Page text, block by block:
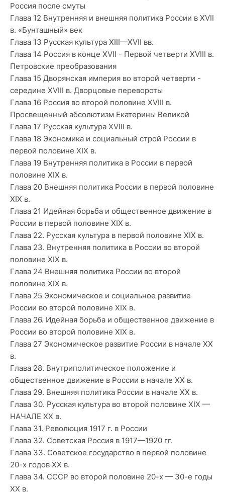
Россия после смуты
Глава 12 Внутренняя и внешняя политика России в XVII
в. «Бунташный» век
Глава 13 Русская культура XIII—XVII вв.
Глава 14 Россия в конце XVII - Первой четверти XVIII в.
Петровские преобразования
Глава 15 Дворянская империя во второй четверти -
середине XVIII в. Дворцовые перевороты
Глава 16 Россия во второй половине XVIII в.
Просвещенный абсолютизм Екатерины Великой
Глава 17 Русская культура XVIII в.
Глава 18 Экономика и социальный строй России в
первой половине XIX в.
Глава 19 Внутренняя политика в России в первой
половине XIX в.
Глава 20 Внешняя политика России в первой половине
XIX в.
Глава 21 Идейная борьба и общественное движение в
России в первой половине XIX в.
Глава 22. Русская культура в первой половине XIX в.
Глава 23. Внутренняя политика в России во второй
половине XIX в.
Глава 24 Внешняя политика России во второй
половине XIX в.
Глава 25 Экономическое и социальное развитие
России во второй половине XIX в.
Глава 26. Идейная борьба и общественное движение в
России во второй половине XIX в.
Глава 27 Экономическое развитие России в начале XX
в.
Глава 28. Внутриполитическое положение и
общественное движение в России в начале XX в.
Глава 29. Внешняя политика России в начале XX в.
Глава 30. Русская культура во второй половине XIX —
НАЧАЛЕ XX в.
Глава 31. Революция 1917 г. в России
Глава 32. Советская Россия в 1917—1920 гг.
Глава 33. Советское государство в первой половине
20-х годов XX в.
Глава 34. СССР во второй половине 20-х — 30-е годы
XX в.